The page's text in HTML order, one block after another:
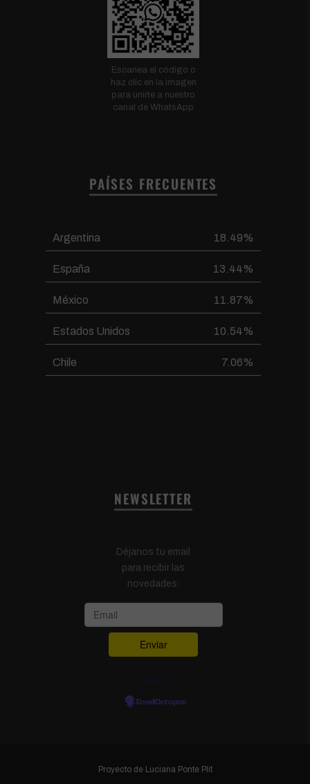
Escanea el código o
haz clic en la imagen
para unirte a nuestro
canal de WhatsApp
PAÍSES FRECUENTES
Argentina 18.49%
España 13.44%
México 11.87%
Estados Unidos 10.54%
Chile 7.06%
NEWSLETTER
Déjanos tu email
para recibir las
novedades:
EmailOctopus
Proyecto de Luciana Ponte Plit